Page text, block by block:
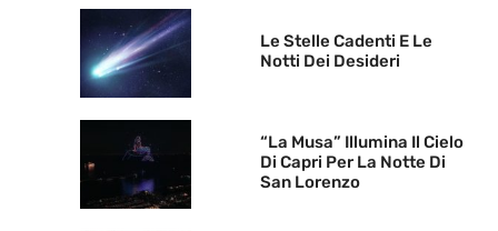
Le Stelle Cadenti E Le
Notti Dei Desideri
“La Musa” Illumina Il Cielo
Di Capri Per La Notte Di
San Lorenzo